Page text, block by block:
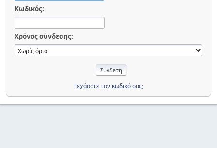
Κωδικός:
Χρόνος σύνδεσης:
Ξεχάσατε τον κωδικό σας;